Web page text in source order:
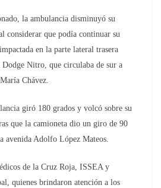
la ambulancia disminuyó su
considerar que podía continuar su
en la parte lateral trasera
Dodge Nitro, que circulaba de sur a
Chávez.
giró 180 grados y volcó sobre su
que la camioneta dio un giro de 90
avenida Adolfo López Mateos.
de la Cruz Roja, ISSEA y
quienes brindaron atención a los